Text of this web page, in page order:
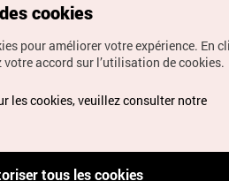
du Tourisme en Corée.
et demandes de renseignements,
à
cookies
pour améliorer votre expérience. En
votre accord sur l’utilisation de cookies.
les cookies, veuillez consulter notre
tous les cookies